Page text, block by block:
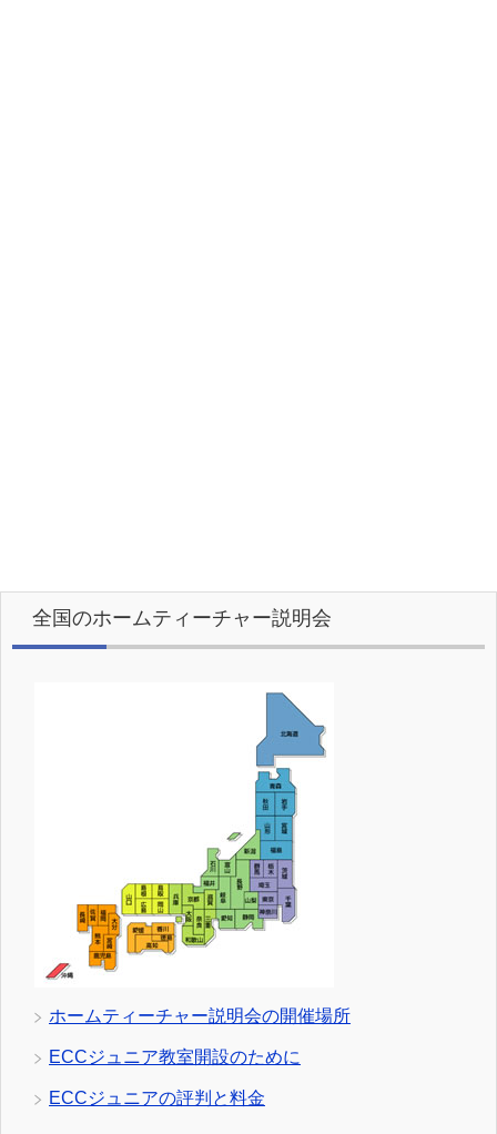
全国のホームティーチャー説明会
ホームティーチャー説明会の開催場所
ECCジュニア教室開設のために
ECCジュニアの評判と料金